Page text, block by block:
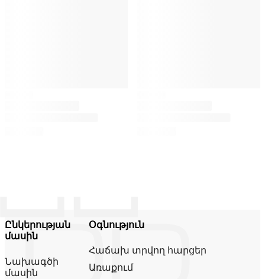
Ընկերության
մասին
Նախագծի
մասին
Օգնություն
Հաճախ տրվող հարցեր
Առաքում